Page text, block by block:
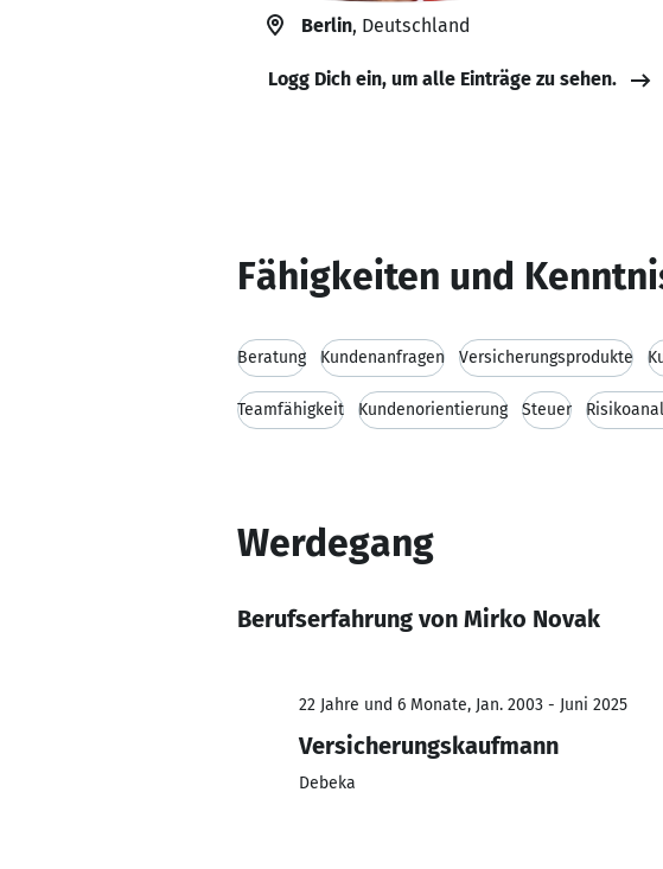
Berlin, Deutschland
Logg Dich ein, um alle Einträge zu sehen.
Fähigkeiten und
Beratung Kundenanfragen Versicherungsprodukte
Teamfähigkeit Kundenorientierung Steuer
Werdegang
Berufserfahrung von Mirko Novak
22 Jahre und 6 Monate, Jan. 2003 - Juni 2025
Versicherungskaufmann
Debeka